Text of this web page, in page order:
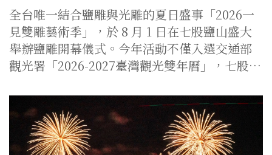
全台唯一結合鹽雕與光雕的夏日盛事「2026一
見雙雕藝術季」，於 8 月 1 日在七股鹽山盛大
舉辦鹽雕開幕儀式。今年活動不僅入選交通部
觀光署「2026-2027臺灣觀光雙年曆」，七股…